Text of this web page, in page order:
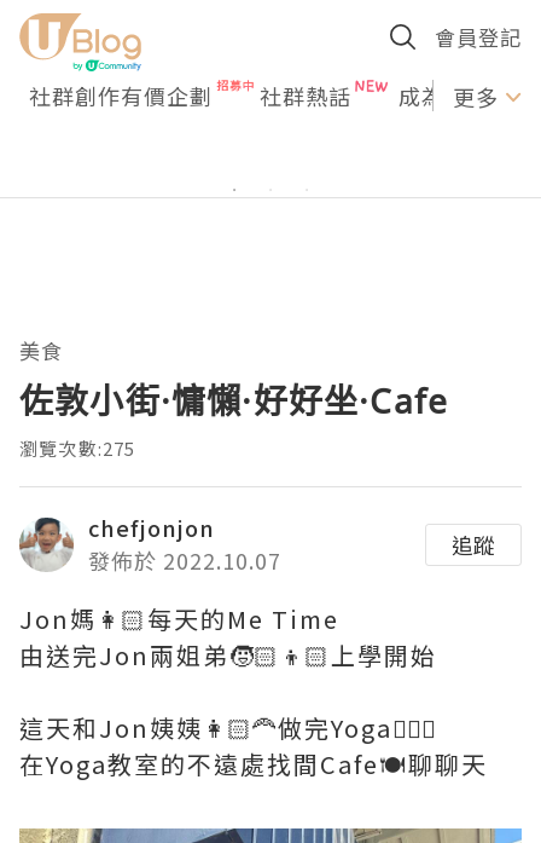
會員登記
社群創作有價企劃 社群熱話 成為U更多
美食
佐敦小街·慵懶·好好坐·Cafe
瀏覽次數:275
chefjonjon
發佈於 2022.10.07
追蹤
Jon媽👩🏻每天的Me Time
由送完Jon兩姐弟🧒🏻👦🏻上學開始
這天和Jon姨姨👩🏻‍🦰做完Yoga🧘🏻‍♀️
在Yoga教室的不遠處找間Cafe🍽️聊聊天